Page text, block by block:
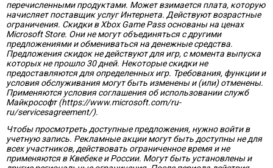
перечисленными продуктами. Может взимается плата, которую
начисляет поставщик услуг Интернета. Действуют возрастные
ограничения. Скидки в Xbox Game Pass основаны на ценах
Microsoft Store. Они не могут объединяться с другими
предложениями и обмениваться на денежные средства.
Предложения скидок не действуют для игр, с момента выпуска
которых не прошло 30 дней. Некоторые скидки не
предоставляются для определенных игр. Требования, функции и
условия обслуживания могут быть изменены и (или) отменены.
Применяются условия соглашения об использовании служб
Майкрософт (https://www.microsoft.com/ru-
ru/servicesagreement/).
Чтобы просмотреть доступные предложения, нужно войти в
учетную запись. Рекламные акции могут быть доступны не для
всех участников, действовать ограниченное время и не
применяются в Квебеке и России. Могут быть установлены и